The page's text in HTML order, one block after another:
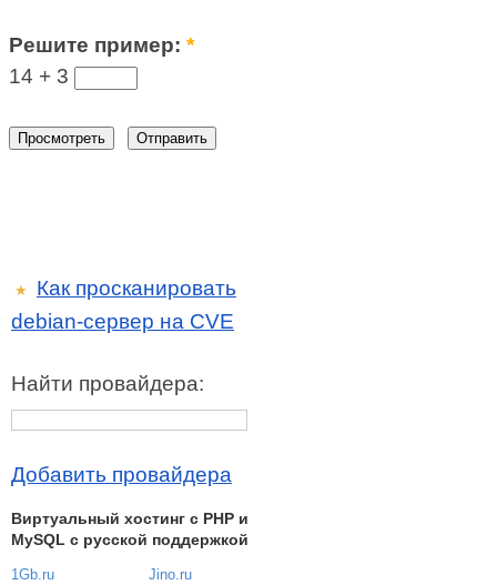
Решите пример:*
14 + 3
★
Как просканировать
debian-сервер на CVE
Найти провайдера:
Добавить провайдера
Виртуальный хостинг c PHP и
MySQL с русской поддержкой
1Gb.ru
Jino.ru